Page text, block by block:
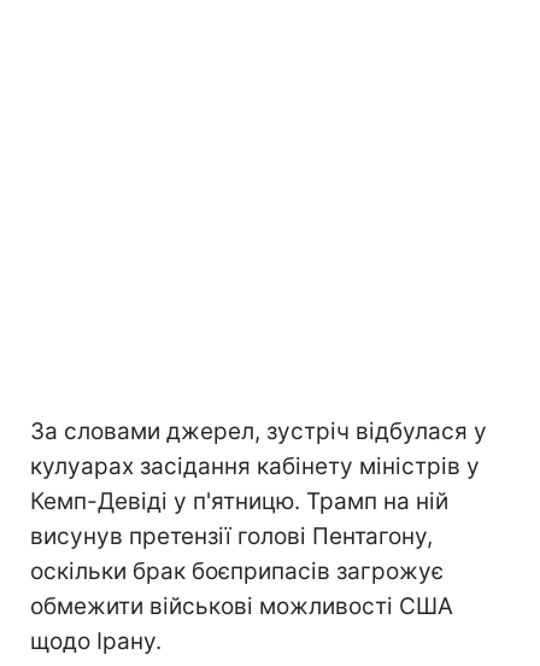
За словами джерел, зустріч відбулася у
кулуарах засідання кабінету міністрів у
Кемп-Девіді у п'ятницю. Трамп на ній
висунув претензії голові Пентагону,
оскільки брак боєприпасів загрожує
обмежити військові можливості США
щодо Ірану.